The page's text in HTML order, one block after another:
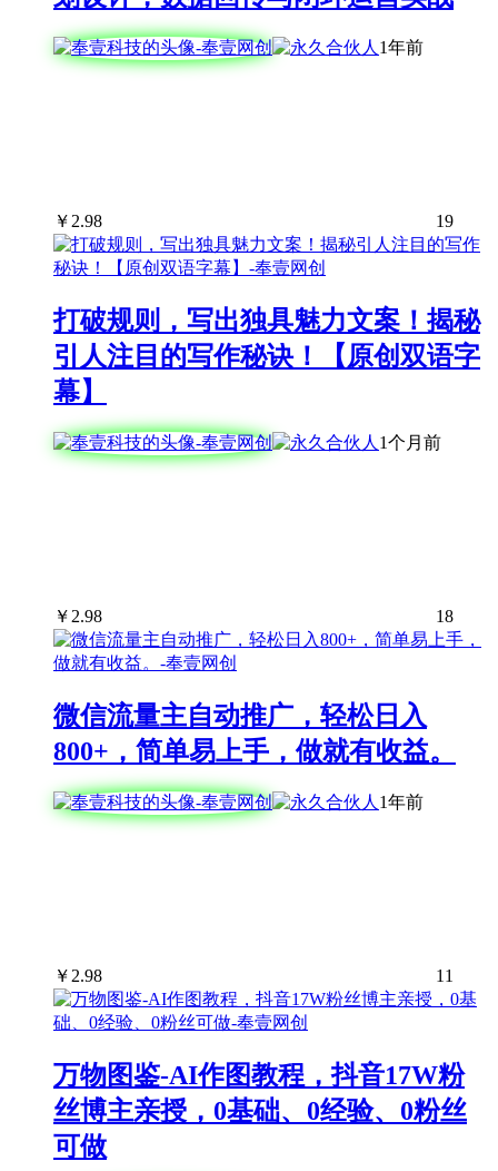
1年前
￥ 2.98 19
打破规则，写出独具魅力文案！揭秘
引人注目的写作秘诀！【原创双语字
幕】
1个月前
￥ 2.98 18
微信流量主自动推广，轻松日入
800+，简单易上手，做就有收益。
1年前
￥ 2.98 11
万物图鉴-AI作图教程，抖音17W粉
丝博主亲授，0基础、0经验、0粉丝
可做